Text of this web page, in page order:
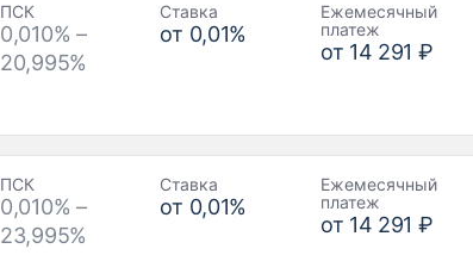
ПСК
0,010% –
20,995%
Ставка
от 0,01%
Ежемесячный
платеж
от 14 291 ₽
ПСК
0,010% –
23,995%
Ставка
от 0,01%
Ежемесячный
платеж
от 14 291 ₽